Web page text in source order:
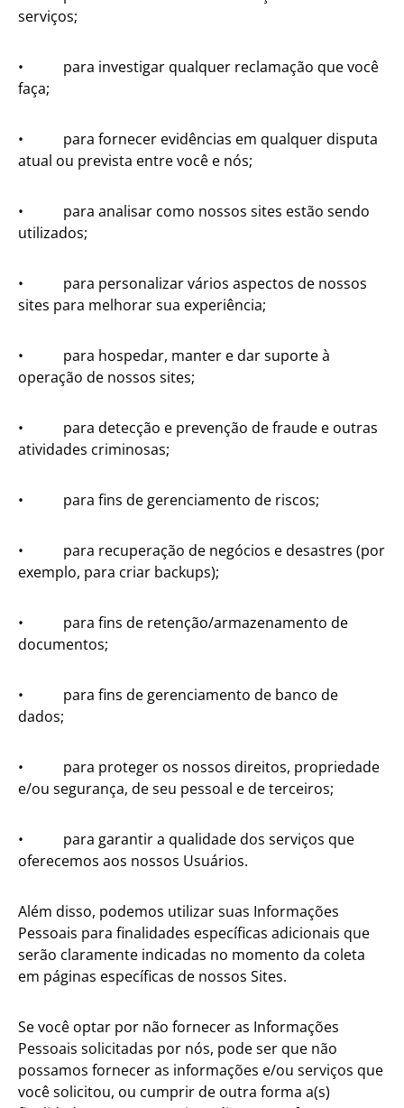
serviços;
• para investigar qualquer reclamação que você
faça;
• para fornecer evidências em qualquer disputa
atual ou prevista entre você e nós;
• para analisar como nossos sites estão sendo
utilizados;
• para personalizar vários aspectos de nossos
sites para melhorar sua experiência;
• para hospedar, manter e dar suporte à
operação de nossos sites;
• para detecção e prevenção de fraude e outras
atividades criminosas;
• para fins de gerenciamento de riscos;
• para recuperação de negócios e desastres (por
exemplo, para criar backups);
• para fins de retenção/armazenamento de
documentos;
• para fins de gerenciamento de banco de
dados;
• para proteger os nossos direitos, propriedade
e/ou segurança, de seu pessoal e de terceiros;
• para garantir a qualidade dos serviços que
oferecemos aos nossos Usuários.
Além disso, podemos utilizar suas Informações
Pessoais para finalidades específicas adicionais que
serão claramente indicadas no momento da coleta
em páginas específicas de nossos Sites.
Se você optar por não fornecer as Informações
Pessoais solicitadas por nós, pode ser que não
possamos fornecer as informações e/ou serviços que
você solicitou, ou cumprir de outra forma a(s)